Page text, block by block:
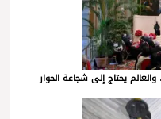
والعالم يحتاج إلى شجاعة الحوار